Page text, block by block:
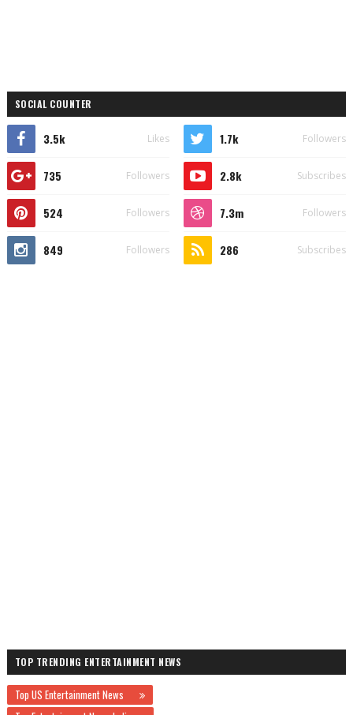
SOCIAL COUNTER
3.5k Likes 1.7k Followers
735 Followers 2.8k Subscribes
524 Followers 7.3m Followers
849 Followers 286 Subscribes
TOP TRENDING ENTERTAINMENT NEWS
Top US Entertainment News